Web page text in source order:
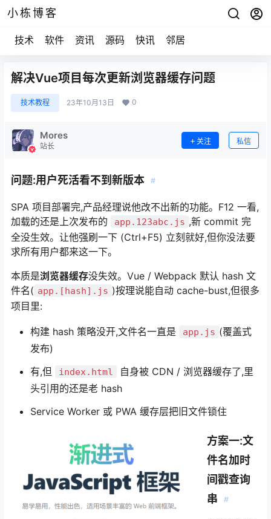
小栋博客
技术 软件 资讯 源码 快讯 邻居
解决Vue项目每次更新浏览器缓存问题
技术教程 23年10月13日 0
Mores
站长
关注 私信
问题:用户死活看不到新版本 #
SPA 项目部署完,产品经理说他改不出新的功能。F12 一看,
加载的还是上次发布的
app.123abc.js ,新 commit 完
全没生效。让他强刷一下 (Ctrl+F5) 立刻就好,但你没法要
求所有用户都来这一下。
本质是浏览器缓存没失效。Vue / Webpack 默认 hash 文
件名( app.[hash].js )按理说能自动 cache-bust,但很多
项目里:
构建 hash 策略没开,文件名一直是 app.js (覆盖式
发布)
有,但
index.html
自身被 CDN / 浏览器缓存了,里
头引用的还是老 hash
Service Worker 或 PWA 缓存层把旧文件锁住
方案一:文
件名加时
间戳查询
串
#